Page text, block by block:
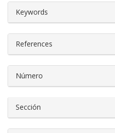
Keywords
References
Número
Sección